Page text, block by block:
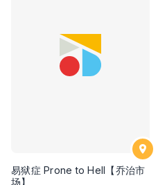
易狱症 Prone to Hell【乔治市
场】